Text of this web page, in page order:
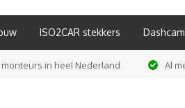
ISO2CAR stekkers Dashcam
in heel Nederland Al